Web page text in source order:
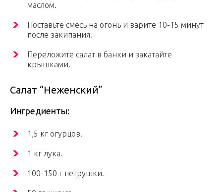
маслом.
Поставьте смесь на огонь и варите 10-15 минут
после закипания.
Переложите салат в банки и закатайте
крышками.
Салат “Неженский”
Ингредиенты:
1,5 кг огурцов.
1 кг лука.
100-150 г петрушки.